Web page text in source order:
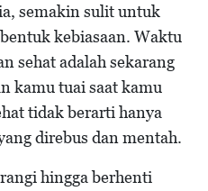
semakin sulit untuk
kebiasaan. Waktu
sehat adalah sekarang
kamu tuai saat kamu
tidak berarti hanya
direbus dan mentah.
hingga berhenti